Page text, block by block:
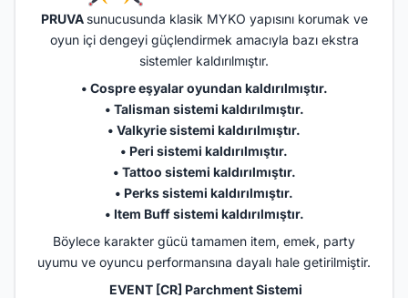
PRUVA sunucusunda klasik MYKO yapısını korumak ve
oyun içi dengeyi güçlendirmek amacıyla bazı ekstra
sistemler kaldırılmıştır.
• Cospre eşyalar oyundan kaldırılmıştır.
• Talisman sistemi kaldırılmıştır.
• Valkyrie sistemi kaldırılmıştır.
• Peri sistemi kaldırılmıştır.
• Tattoo sistemi kaldırılmıştır.
• Perks sistemi kaldırılmıştır.
• Item Buff sistemi kaldırılmıştır.
Böylece karakter gücü tamamen item, emek, party
uyumu ve oyuncu performansına dayalı hale getirilmiştir.
EVENT [CR] Parchment Sistemi